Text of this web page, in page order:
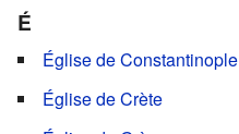
É
Église de Constantinople
Église de Crète